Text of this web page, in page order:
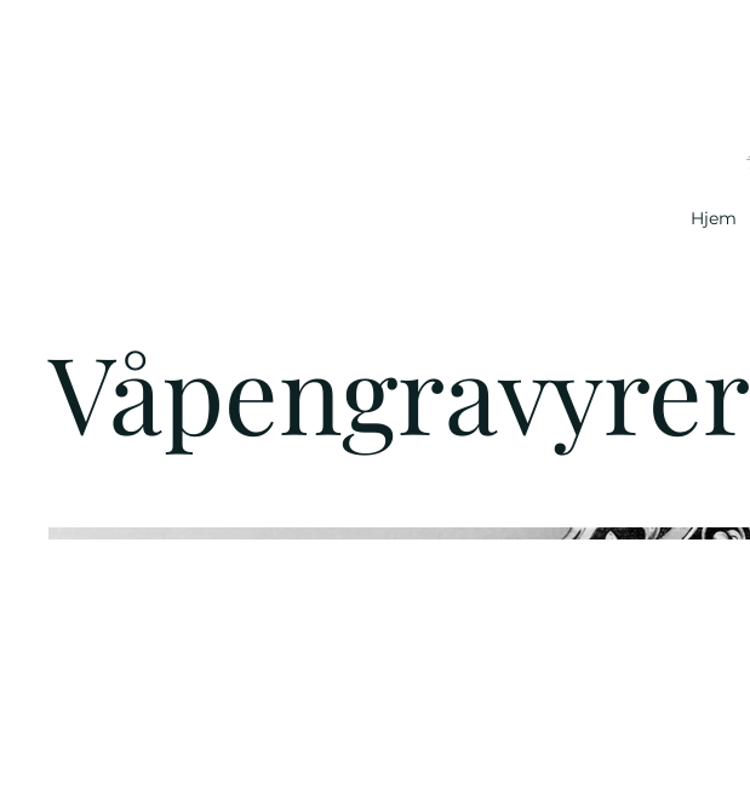
Hjem
Våpengravyrer